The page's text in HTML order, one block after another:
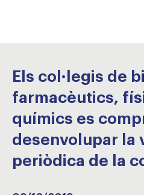
Els col·legis de
farmacèutics,
químics es
desenvolupar la
periòdica de la